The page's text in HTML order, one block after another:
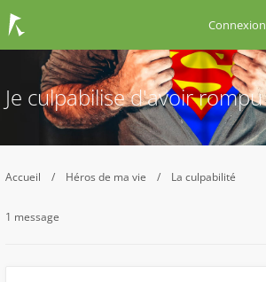
Connexion
Je culpabilise d'avoir rompu
Accueil Héros de ma vie La culpabilité
1 message